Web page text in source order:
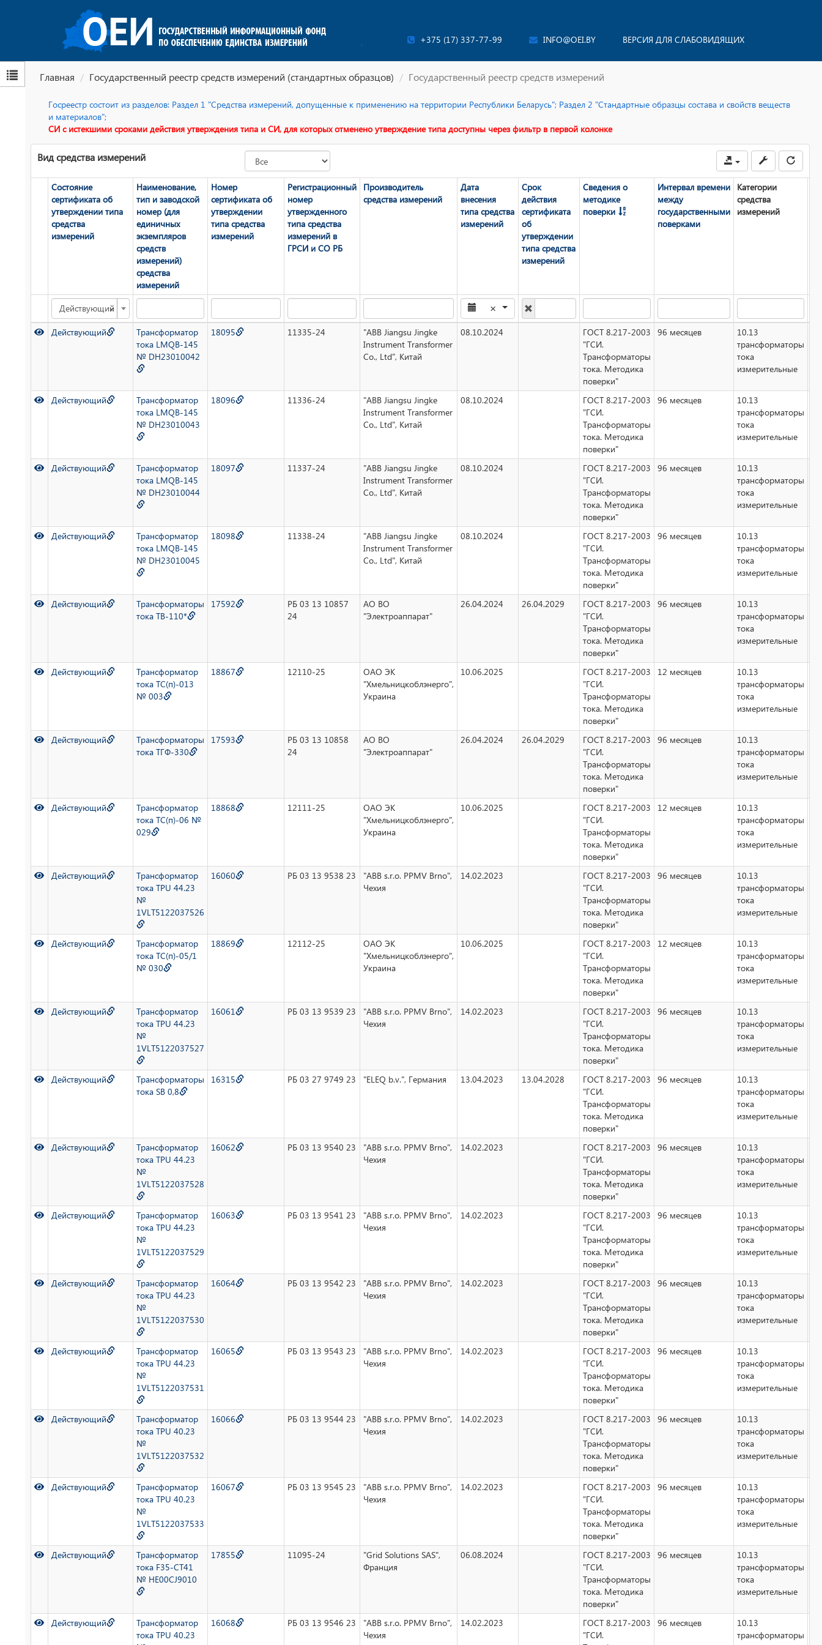
+375 (17) 337-77-99 INFO@OEI.BY ВЕРСИЯ ДЛЯ СЛАБОВИДЯЩИХ
Главная Государственный реестр средств измерений (стандартных образцов) Государственный реестр средств измерений
Госреестр состоит из разделов: Раздел 1 "Средства измерений, допущенные к применению на территории Республики Беларусь"; Раздел 2 "Стандартные образцы состава и свойств веществ
и материалов";
СИ с истекшими сроками действия утверждения типа и СИ, для которых отменено утверждение типа доступны через фильтр в первой колонке
Вид средства измерений
Состояние
сертификата об
утверждении типа
средства
измерений
Наименование,
тип и заводской
номер (для
единичных
экземпляров
средств
измерений)
средства
измерений
Номер
сертификата об
утверждении
типа средства
измерений
Регистрационный
номер
утвержденного
типа средства
измерений в
ГРСИ и СО РБ
Производитель
средства измерений
Дата
внесения
типа средства
измерений
Срок
действия
сертификата
об
утверждении
типа средства
измерений
Сведения о
методике
поверки
Интервал времени
между
государственными
поверками
Категории
средства
измерений
×
Действующий ×
Действующий
Трансформатор
тока LMQB-145
№ DH23010042
18095 11335-24
"ABB Jiangsu Jingke
Instrument Transformer
Co., Ltd", Китай
08.10.2024
ГОСТ 8.217-2003
"ГСИ.
Трансформаторы
тока. Методика
поверки"
96 месяцев
10.13
трансформаторы
тока
измерительные
Действующий
Трансформатор
тока LMQB-145
№ DH23010043
18096 11336-24
"ABB Jiangsu Jingke
Instrument Transformer
Co., Ltd", Китай
08.10.2024
ГОСТ 8.217-2003
"ГСИ.
Трансформаторы
тока. Методика
поверки"
96 месяцев
10.13
трансформаторы
тока
измерительные
Действующий
Трансформатор
тока LMQB-145
№ DH23010044
18097 11337-24
"ABB Jiangsu Jingke
Instrument Transformer
Co., Ltd", Китай
08.10.2024
ГОСТ 8.217-2003
"ГСИ.
Трансформаторы
тока. Методика
поверки"
96 месяцев
10.13
трансформаторы
тока
измерительные
Действующий
Трансформатор
тока LMQB-145
№ DH23010045
18098 11338-24
"ABB Jiangsu Jingke
Instrument Transformer
Co., Ltd", Китай
08.10.2024
ГОСТ 8.217-2003
"ГСИ.
Трансформаторы
тока. Методика
поверки"
96 месяцев
10.13
трансформаторы
тока
измерительные
Действующий
Трансформаторы
тока ТВ-110*
17592
РБ 03 13 10857
24
АО ВО
"Электроаппарат"
26.04.2024 26.04.2029
ГОСТ 8.217-2003
"ГСИ.
Трансформаторы
тока. Методика
поверки"
96 месяцев
10.13
трансформаторы
тока
измерительные
Действующий
Трансформатор
тока ТС(п)-013
№ 003
18867 12110-25
ОАО ЭК
"Хмельницкоблэнерго",
Украина
10.06.2025
ГОСТ 8.217-2003
"ГСИ.
Трансформаторы
тока. Методика
поверки"
12 месяцев
10.13
трансформаторы
тока
измерительные
Действующий
Трансформаторы
тока ТГФ-330
17593
РБ 03 13 10858
24
АО ВО
"Электроаппарат"
26.04.2024 26.04.2029
ГОСТ 8.217-2003
"ГСИ.
Трансформаторы
тока. Методика
поверки"
96 месяцев
10.13
трансформаторы
тока
измерительные
Действующий
Трансформатор
тока ТС(п)-06 №
029
18868 12111-25
ОАО ЭК
"Хмельницкоблэнерго",
Украина
10.06.2025
ГОСТ 8.217-2003
"ГСИ.
Трансформаторы
тока. Методика
поверки"
12 месяцев
10.13
трансформаторы
тока
измерительные
Действующий
Трансформатор
тока TPU 44.23
№
1VLT5122037526
16060 РБ 03 13 9538 23
"ABB s.r.o. PPMV Brno",
Чехия
14.02.2023
ГОСТ 8.217-2003
"ГСИ.
Трансформаторы
тока. Методика
поверки"
96 месяцев
10.13
трансформаторы
тока
измерительные
Действующий
Трансформатор
тока ТС(п)-05/1
№ 030
18869 12112-25
ОАО ЭК
"Хмельницкоблэнерго",
Украина
10.06.2025
ГОСТ 8.217-2003
"ГСИ.
Трансформаторы
тока. Методика
поверки"
12 месяцев
10.13
трансформаторы
тока
измерительные
Действующий
Трансформатор
тока TPU 44.23
№
1VLT5122037527
16061 РБ 03 13 9539 23
"ABB s.r.o. PPMV Brno",
Чехия
14.02.2023
ГОСТ 8.217-2003
"ГСИ.
Трансформаторы
тока. Методика
поверки"
96 месяцев
10.13
трансформаторы
тока
измерительные
Действующий
Трансформаторы
тока SB 0,8
16315 РБ 03 27 9749 23 "ELEQ b.v.", Германия 13.04.2023 13.04.2028
ГОСТ 8.217-2003
"ГСИ.
Трансформаторы
тока. Методика
поверки"
96 месяцев
10.13
трансформаторы
тока
измерительные
Действующий
Трансформатор
тока TPU 44.23
№
1VLT5122037528
16062 РБ 03 13 9540 23
"ABB s.r.o. PPMV Brno",
Чехия
14.02.2023
ГОСТ 8.217-2003
"ГСИ.
Трансформаторы
тока. Методика
поверки"
96 месяцев
10.13
трансформаторы
тока
измерительные
Действующий
Трансформатор
тока TPU 44.23
№
1VLT5122037529
16063 РБ 03 13 9541 23
"ABB s.r.o. PPMV Brno",
Чехия
14.02.2023
ГОСТ 8.217-2003
"ГСИ.
Трансформаторы
тока. Методика
поверки"
96 месяцев
10.13
трансформаторы
тока
измерительные
Действующий
Трансформатор
тока TPU 44.23
№
1VLT5122037530
16064 РБ 03 13 9542 23
"ABB s.r.o. PPMV Brno",
Чехия
14.02.2023
ГОСТ 8.217-2003
"ГСИ.
Трансформаторы
тока. Методика
поверки"
96 месяцев
10.13
трансформаторы
тока
измерительные
Действующий
Трансформатор
тока TPU 44.23
№
1VLT5122037531
16065 РБ 03 13 9543 23
"ABB s.r.o. PPMV Brno",
Чехия
14.02.2023
ГОСТ 8.217-2003
"ГСИ.
Трансформаторы
тока. Методика
поверки"
96 месяцев
10.13
трансформаторы
тока
измерительные
Действующий
Трансформатор
тока TPU 40.23
№
1VLT5122037532
16066 РБ 03 13 9544 23
"ABB s.r.o. PPMV Brno",
Чехия
14.02.2023
ГОСТ 8.217-2003
"ГСИ.
Трансформаторы
тока. Методика
поверки"
96 месяцев
10.13
трансформаторы
тока
измерительные
Действующий
Трансформатор
тока TPU 40.23
№
1VLT5122037533
16067 РБ 03 13 9545 23
"ABB s.r.o. PPMV Brno",
Чехия
14.02.2023
ГОСТ 8.217-2003
"ГСИ.
Трансформаторы
тока. Методика
поверки"
96 месяцев
10.13
трансформаторы
тока
измерительные
Действующий
Трансформатор
тока F35-CT41
№ HE00CJ9010
17855 11095-24
"Grid Solutions SAS",
Франция
06.08.2024
ГОСТ 8.217-2003
"ГСИ.
Трансформаторы
тока. Методика
поверки"
96 месяцев
10.13
трансформаторы
тока
измерительные
Действующий
Трансформатор
тока TPU 40.23
16068 РБ 03 13 9546 23
"ABB s.r.o. PPMV Brno",
Чехия
14.02.2023
ГОСТ 8.217-2003
"ГСИ.
96 месяцев
10.13
трансформаторы